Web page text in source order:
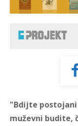
"Bdijte
muževni budite,